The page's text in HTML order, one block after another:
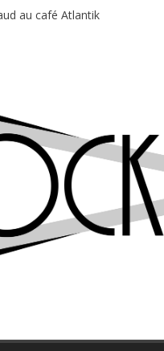
au café Atlantik
Professeur Puth